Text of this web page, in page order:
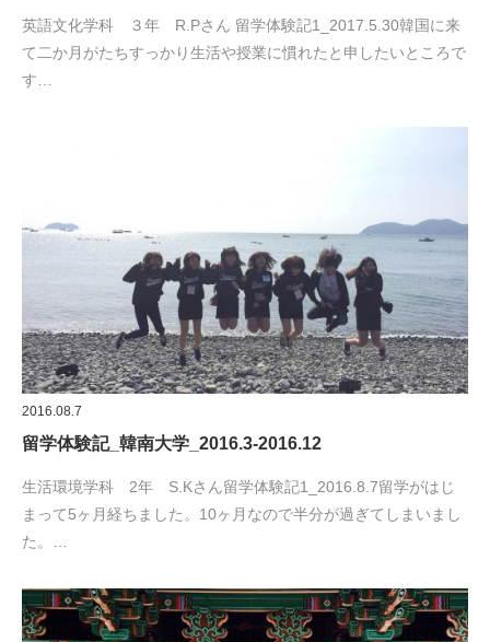
英語文化学科 ３年 R.Pさん 留学体験記1_2017.5.30韓国に来
て二か月がたちすっかり生活や授業に慣れたと申したいところで
す…
2016.08.7
留学体験記_韓南大学_2016.3-2016.12
生活環境学科 2年 S.Kさん留学体験記1_2016.8.7留学がはじ
まって5ヶ月経ちました。10ヶ月なので半分が過ぎてしまいまし
た。…